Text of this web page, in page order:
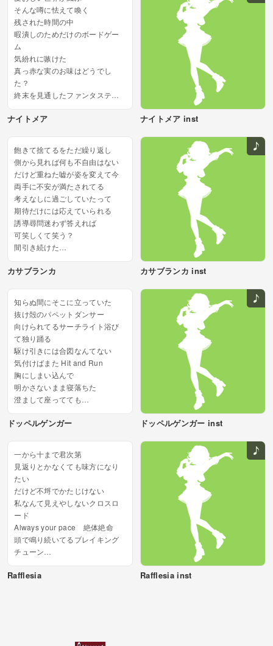
そんな噂に怯えて喚く
残された時間の中
暇潰しのためだけのボードゲー
ム
気紛れに嗾けた
真っ赤な実のお味はどうでし
た？
終末を見通したファンタスティ
大胆不敵マッドネス
ナイトメア ナイトメア inst
飽きて捨てるをただ繰り返し
側から見れば何も不自由はない
だけど重ねた嘘が姿を変えて今
両手に不安が満たされてる
考えなしに過ごしていたって
期待だけには応えていられる
誘導尋問迷わず答えれば
可笑しくて笑う？
間引き続けた
カサブランカ カサブランカ inst
知らぬ間にそこに立っていた
抜け殻のパペットダンサー
向けられてるサーチライト浴び
て独り踊る
駆け引きには合図なんてない
気付けばまた Hit and Run
胸にしまい込んで
明かさないまま寝落ちた
澄まして座ってても
Discrepancy
ドッペルゲンガー ドッペルゲンガー inst
一から十まで君次第
見返りとかなくても味方になり
たい
だけど不埒でかたじけない
私なんて見えやしないクロスロ
ード
Always your pace 絶体絶命
頭で鳴り続いてるブレイキング
チューン
ないの
Rafflesia Rafflesia inst